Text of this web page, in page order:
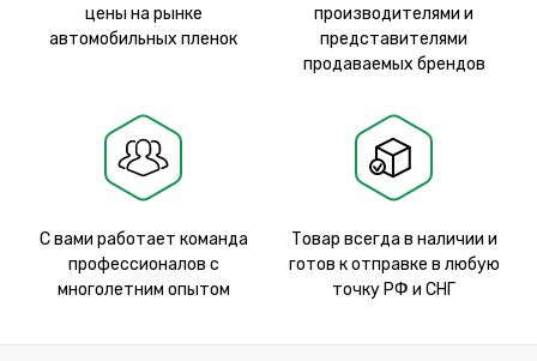
цены на рынке
автомобильных пленок
производителями и
представителями
продаваемых брендов
С вами работает команда
профессионалов с
многолетним опытом
Товар всегда в наличии и
готов к отправке в любую
точку РФ и СНГ